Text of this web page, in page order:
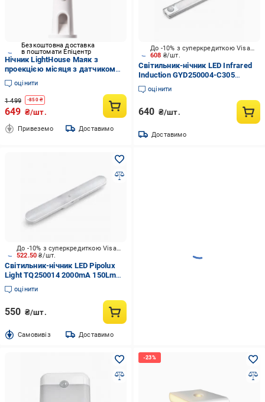
Безкоштовна доставка
в поштомати Епіцентр
Нічник LightHouse Маяк з
проекцією місяця з датчиком
руху (2431839022)
оцінити
1 499 -850₴
649 ₴/шт.
Привеземо Доставимо
608 ₴/шт.
До -10% з суперкредиткою Visa Вигода
Світильник-нічник LED Infrared
Induction GYD250004-C305
1800mAh 360Lm ССТ 2 Вт
срібний
оцінити
640 ₴/шт.
Доставимо
522.50₴/шт.
До -10% з суперкредиткою Visa Вигода
Світильник-нічник LED Pipolux
Light TQ250014 2000mA 150Lm
3000K ССТ 1,5 Вт білий
оцінити
550 ₴/шт.
Cамовивіз Доставимо